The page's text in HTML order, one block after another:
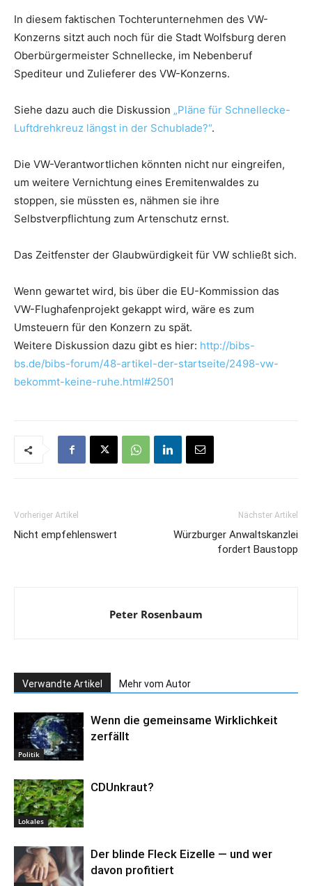
In diesem faktischen Tochterunternehmen des VW-
Konzerns sitzt auch noch für die Stadt Wolfsburg deren
Oberbürgermeister Schnellecke, im Nebenberuf
Spediteur und Zulieferer des VW-Konzerns.
Siehe dazu auch die Diskussion „Pläne für Schnellecke-
Luftdrehkreuz längst in der Schublade?“.
Die VW-Verantwortlichen könnten nicht nur eingreifen,
um weitere Vernichtung eines Eremitenwaldes zu
stoppen, sie müssten es, nähmen sie ihre
Selbstverpflichtung zum Artenschutz ernst.
Das Zeitfenster der Glaubwürdigkeit für VW schließt sich.
Wenn gewartet wird, bis über die EU-Kommission das
VW-Flughafenprojekt gekappt wird, wäre es zum
Umsteuern für den Konzern zu spät.
Weitere Diskussion dazu gibt es hier: http://bibs-
bs.de/bibs-forum/48-artikel-der-startseite/2498-vw-
bekommt-keine-ruhe.html#2501
Vorheriger Artikel
Nicht empfehlenswert
Nächster Artikel
Würzburger Anwaltskanzlei
fordert Baustopp
Peter Rosenbaum
Verwandte Artikel Mehr vom Autor
Politik
Wenn die gemeinsame Wirklichkeit
zerfällt
Lokales
CDUnkraut?
Der blinde Fleck Eizelle — und wer
davon profitiert